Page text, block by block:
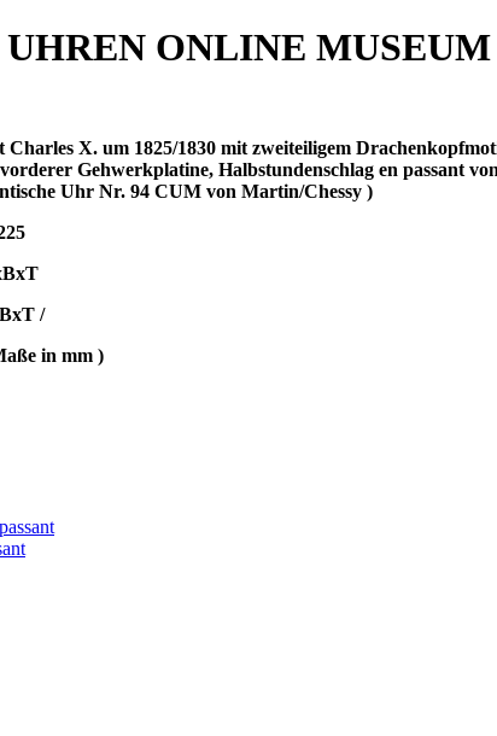
ONLINE MUSEUM
X. um 1825/1830 mit zweiteiligem
Gehwerkplatine, Halbstundenschlag en passant
Uhr Nr. 94 CUM von Martin/Chessy )
/
in mm )